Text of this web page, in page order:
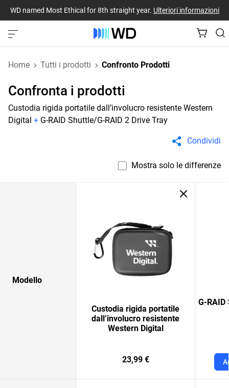
WD named Most Ethical for 8th straight year. Ulteriori informazioni
Home Tutti i prodotti Confronto Prodotti
Confronta i prodotti
Custodia rigida portatile dall’involucro resistente Western
Digital + G-RAID Shuttle/G-RAID 2 Drive Tray
Condividi
Mostra solo le differenze
Modello
Custodia rigida portatile
dall’involucro resistente
Western Digital
23,99 €
G-RAID